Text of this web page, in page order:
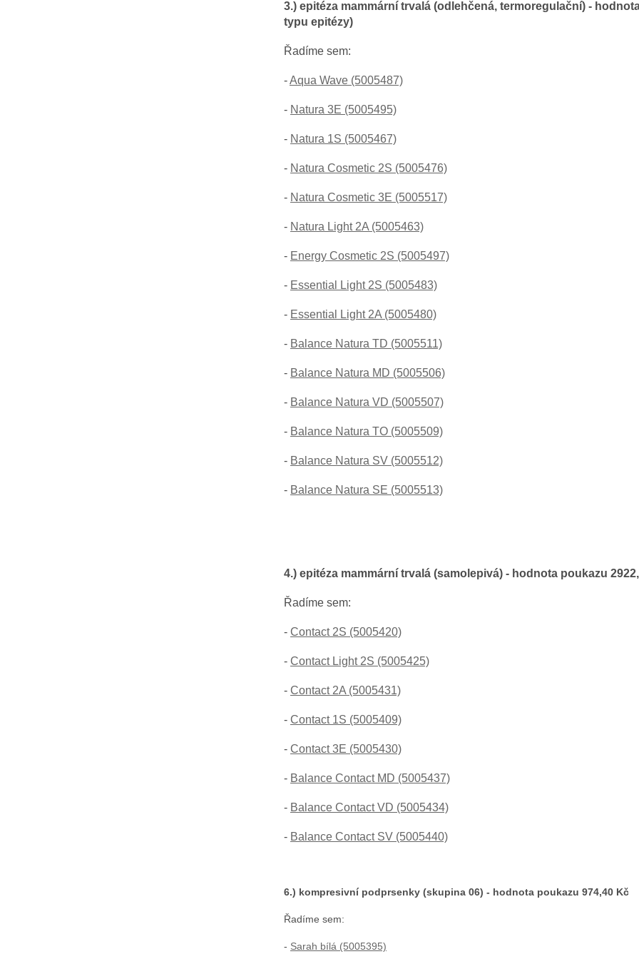
3.) epitéza mammární trvalá (odlehčená, termoregulační) -
typu epitézy)
Řadíme sem:
-Aqua Wave (5005487)
- Natura 3E (5005495)
- Natura 1S (5005467)
- Natura Cosmetic 2S (5005476)
- Natura Cosmetic 3E (5005517)
- Natura Light 2A (5005463)
- Energy Cosmetic 2S (5005497)
- Essential Light 2S (5005483)
- Essential Light 2A (5005480)
- Balance Natura TD (5005511)
- Balance Natura MD (5005506)
- Balance Natura VD (5005507)
- Balance Natura TO (5005509)
- Balance Natura SV (5005512)
- Balance Natura SE (5005513)
4.) epitéza mammární trvalá (samolepivá) - hodnota poukazu
Řadíme sem:
- Contact 2S (5005420)
- Contact Light 2S (5005425)
- Contact 2A (5005431)
- Contact 1S (5005409)
- Contact 3E (5005430)
- Balance Contact MD (5005437)
- Balance Contact VD (5005434)
- Balance Contact SV (5005440)
6.) kompresivní podprsenky (skupina 06) - hodnota poukazu 974,40 Kč
Řadíme sem:
- Sarah bílá (5005395)